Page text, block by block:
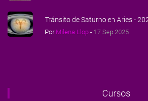
Tránsito de Saturno en Aries -
Por Milena Llop - 17 Sep 2025
Cursos